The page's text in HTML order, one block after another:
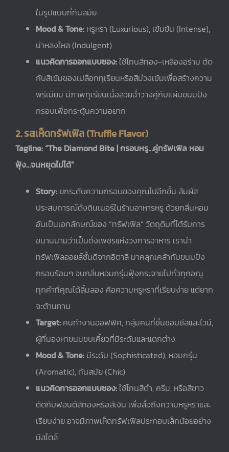
ในรูปแบบที่ทันสมัย
Mood & Tone: หรูหรา (Luxurious), เข้มข้น (Intense),
น่าหลงใหล (Indulgent)
แนวคิดการออกแบบซอง:ใช้โทนสีทอง-เหลืองอร่าม ตัด
กับสีเข้มของเปลือกทุเรียนหรือสีม่วงเข้มเพื่อสร้างความ
พรีเมียม มีภาพทุเรียนเนื้อสวยฉ่ำวางคู่กับแผ่นขนมปัง
กรอบเพื่อกระตุ้นความอยาก
2. รสเห็ดทรัฟเฟิล (Truffle Flavor)
Tagline: “The Diamond Bite | กรอบหรู…คู่ทรัฟเฟิล หอม
ฟุ้ง…จนหยุดไม่ได้”
Story: ยกระดับความกรอบของคุณไปอีกขั้น สัมผัส
ประสบการณ์ดั่งดินเนอร์ในร้านอาหารหรู ด้วยกลิ่นหอม
อันเป็นเอกลักษณ์ของ “ทรัฟเฟิล” วัตถุดิบที่ได้รับการ
ขนานนามว่าเป็นดั่งเพชรแห่งวงการอาหาร เรานำ
ทรัฟเฟิลออยล์ชั้นดีจากอิตาลี มาคลุกเคล้ากับขนมปัง
กรอบร้อนๆ จนกลิ่นหอมกรุ่นฟุ้งกระจายไปทั่วทุกอณู
ทุกคำที่คุณได้ลิ้มลอง คือความหรูหราที่เรียบง่าย แต่ยาก
จะต้านทาน
Target: คนทำงานออฟฟิศ, กลุ่มคนที่ชื่นชอบชีสและไวน์,
ผู้ที่มองหาขนมขบเคี้ยวที่มีระดับและแตกต่าง
Mood & Tone: มีระดับ (Sophisticated), หอมกรุ่น
(Aromatic), ทันสมัย (Chic)
แนวคิดการออกแบบซอง:ใช้โทนสีดำ, ครีม, หรือสีขาว
ตัดกับฟอนต์สีทองหรือสีเงิน เพื่อสื่อถึงความหรูหราและ
เรียบง่าย อาจมีภาพเห็ดทรัฟเฟิลประกอบเล็กน้อยอย่าง
มีสไตล์